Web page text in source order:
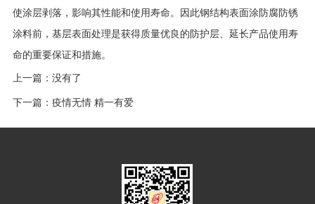
使涂层剥落，影响其性能和使用寿命。因此钢结构表面涂防腐防锈
涂料前，基层表面处理是获得质量优良的防护层、延长产品使用寿
命的重要保证和措施。
上一篇： 没有了
下一篇： 疫情无情 精一有爱